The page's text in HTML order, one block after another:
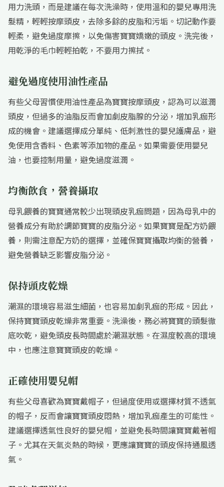
用力洗頭，而是建議在每次洗澡時，使用溫和的嬰兒專用洗
髮精，輕輕按摩頭皮，去除多餘的皮脂和污垢。切記動作要
輕柔，避免過度摩擦，以免傷害寶寶嬌嫩的頭皮。洗完後，
用乾淨的毛巾輕輕拍乾，不要用力擦拭。
避免過度使用油性產品
有些父母習慣使用油性產品為寶寶按摩頭皮，認為可以滋潤
頭皮，但過多的油脂反而會加劇皮脂腺的分泌，增加乳痂形
成的機會。建議選擇成分單純、低刺激性的嬰兒護膚品，避
免使用含香料、色素等添加物的產品。如果需要使用嬰兒
油，也要控制用量，避免過度滋潤。
均衡飲食，營養攝取
母乳餵養的寶寶通常較少出現頭皮乳痂問題，因為母乳中的
營養成分有助於調節寶寶的皮脂分泌。如果寶寶是配方奶餵
養，則需注意配方奶的選擇，並確保寶寶攝取均衡的營養，
避免營養缺乏影響皮脂分泌。
保持頭皮乾燥
潮濕的環境容易滋生細菌，也容易加劇乳痂的形成。因此，
保持寶寶頭皮乾燥非常重要。洗澡後，務必將寶寶的頭髮徹
底吹乾，避免頭皮長時間處於潮濕狀態。在濕度較高的環境
中，也應注意寶寶頭皮的乾燥。
正確使用嬰兒帽
有些父母喜歡為寶寶戴帽子，但過度使用或選擇材質不透氣
的帽子，反而會讓寶寶頭皮悶熱，增加乳痂產生的可能性。
建議選擇透氣性良好的嬰兒帽，並避免長時間讓寶寶戴著帽
子。尤其在天氣炎熱的時候，更應讓寶寶的頭皮保持通風透
氣。